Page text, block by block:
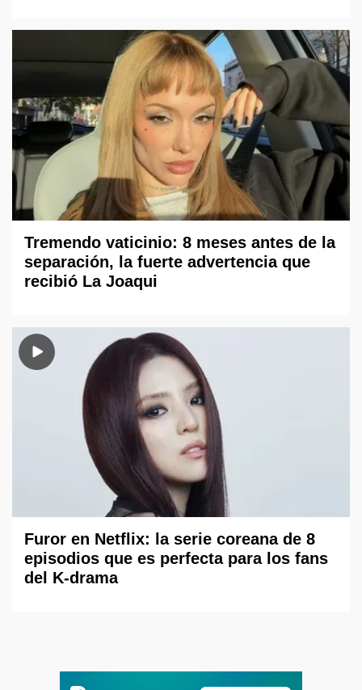
Tremendo vaticinio: 8 meses antes de la
separación, la fuerte advertencia que
recibió La Joaqui
Furor en Netflix: la serie coreana de 8
episodios que es perfecta para los fans
del K-drama